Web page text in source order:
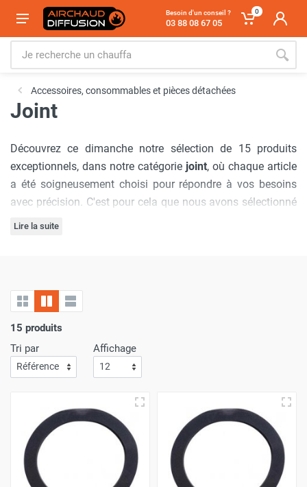
Besoin d'un conseil ?
03 88 08 67 05
0
Accessoires, consommables et pièces détachées
Joint
Découvrez ce dimanche notre sélection de 15 produits
exceptionnels, dans notre catégorie joint, où chaque article
a été soigneusement choisi pour répondre à vos besoins
avec précision. C'est pour cela que nous avons sélectionné
les marques :
inégalées à chaque visite. De plus, nous comprenons
l'importance
pourquoi nous nous assurons que votre commande arrive
à votre porte avecla plus grande efficacité
Faites vos achats sur Airchaud Diffusion pour une
expérience où l'excellence et la vitesse de livraison s'allient
à l'avantage de prix compétitifs.
Lire la suite
15 produits
Tri par
Affichage